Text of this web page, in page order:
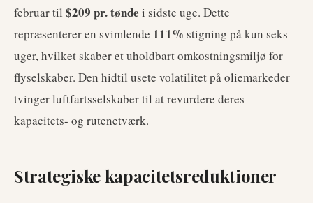
februar til $209 pr. tønde i sidste uge. Dette
repræsenterer en svimlende 111% stigning på kun seks
uger, hvilket skaber et uholdbart omkostningsmiljø for
flyselskaber. Den hidtil usete volatilitet på oliemarkeder
tvinger luftfartsselskaber til at revurdere deres
kapacitets- og rutenetværk.
Strategiske kapacitetsreduktioner